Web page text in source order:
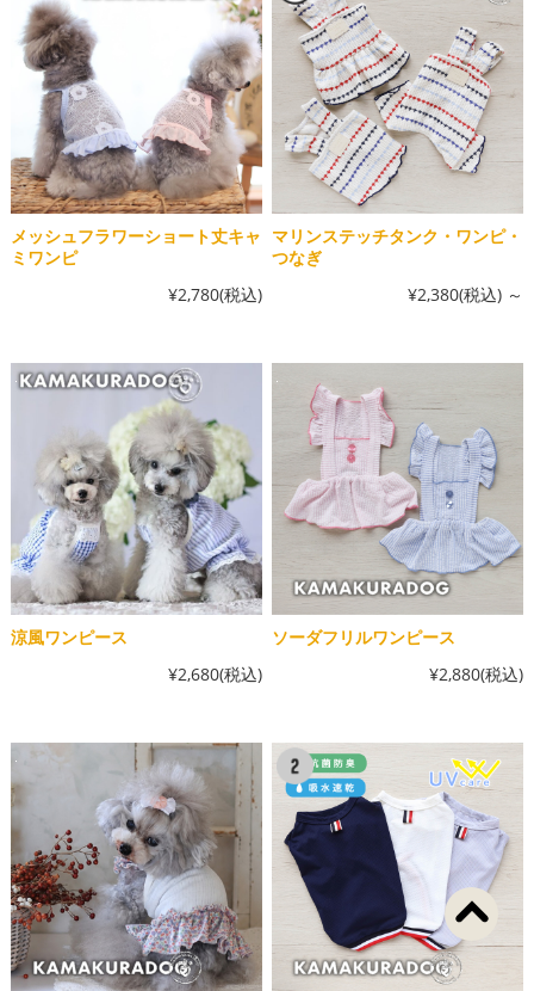
メッシュフラワーショート丈キャ
ミワンピ
¥2,780(税込)
マリンステッチタンク・ワンピ・
つなぎ
¥2,380(税込) ～
涼風ワンピース
¥2,680(税込)
ソーダフリルワンピース
¥2,880(税込)